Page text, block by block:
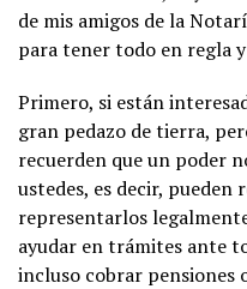
de mis amigos de la
para tener todo en regla
Primero, si están
gran pedazo de tierra,
recuerden que un poder
ustedes, es decir, pueden
representarlos
ayudar en trámites ante
incluso cobrar pensiones